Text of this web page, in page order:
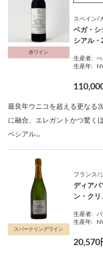
赤ワイン
スペイン/
ベガ・シ
シアル・
生産者:
生産年:
最良年ウニコを超える更なる
に融合、エレガントかつ驚く
ペシアル...
スパークリングワイン
フランス/
ディアパ
ン・クリ
生産者:
生産年:
20,570